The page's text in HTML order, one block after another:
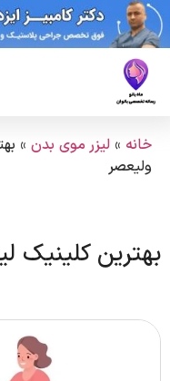
خانه » لیزر موی بدن »
ولیعصر
بهترین کلینیک